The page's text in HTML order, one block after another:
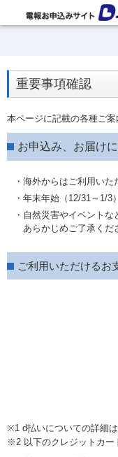
重要事項確認
本ページに記載の各種ご
お申込み、お届け
・海外からはご利用いた
・年末年始（12/31～1/
・自然災害やイベントな
あらかじめご了承くだ
ご利用いただけるお
※1 d払いについての詳細は
※2 以下のクレジットカー